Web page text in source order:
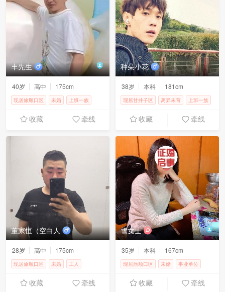
丰先生
40岁 高中 175cm
现居旅顺口区 未婚
上班一族
收藏 牵线
种朵小花
38岁 本科 181cm
现居甘井子区 离异未育
上班一族
收藏 牵线
董家恒（空白人
28岁 高中 175cm
现居旅顺口区 未婚
工人
收藏 牵线
雪女士
35岁 本科 167cm
现居旅顺口区 未婚
事业单位
收藏 牵线